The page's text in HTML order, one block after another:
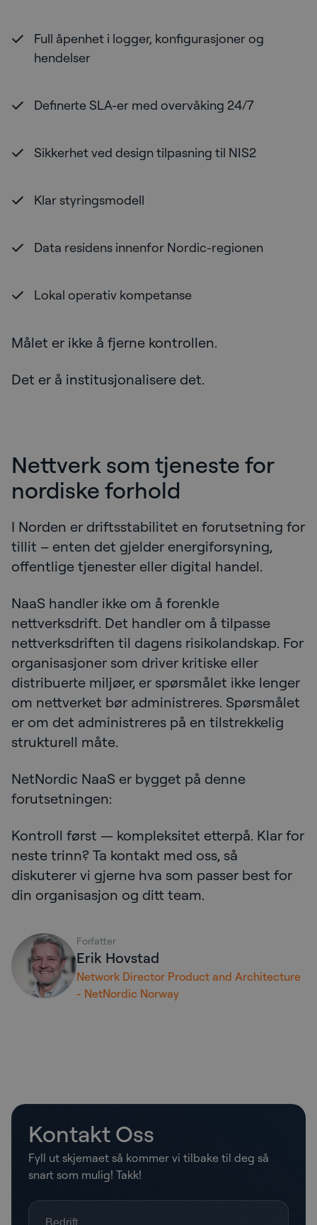
Full åpenhet i logger, konfigurasjoner og
hendelser
Definerte SLA-er med overvåking 24/7
Sikkerhet ved design tilpasning til NIS2
Klar styringsmodell
Data residens innenfor Nordic-regionen
Lokal operativ kompetanse
Målet er ikke å fjerne kontrollen.
Det er å institusjonalisere det.
Nettverk som tjeneste for
nordiske forhold
I Norden er driftsstabilitet en forutsetning for
tillit – enten det gjelder energiforsyning,
offentlige tjenester eller digital handel.
NaaS handler ikke om å forenkle
nettverksdrift. Det handler om å tilpasse
nettverksdriften til dagens risikolandskap. For
organisasjoner som driver kritiske eller
distribuerte miljøer, er spørsmålet ikke lenger
om nettverket bør administreres. Spørsmålet
er om det administreres på en tilstrekkelig
strukturell måte.
NetNordic NaaS er bygget på denne
forutsetningen:
Kontroll først — kompleksitet etterpå. Klar for
neste trinn? Ta kontakt med oss, så
diskuterer vi gjerne hva som passer best for
din organisasjon og ditt team.
Forfatter
Erik Hovstad
Network Director Product and Architecture
- NetNordic Norway
Kontakt Oss
Fyll ut skjemaet så kommer vi tilbake til deg så
snart som mulig! Takk!